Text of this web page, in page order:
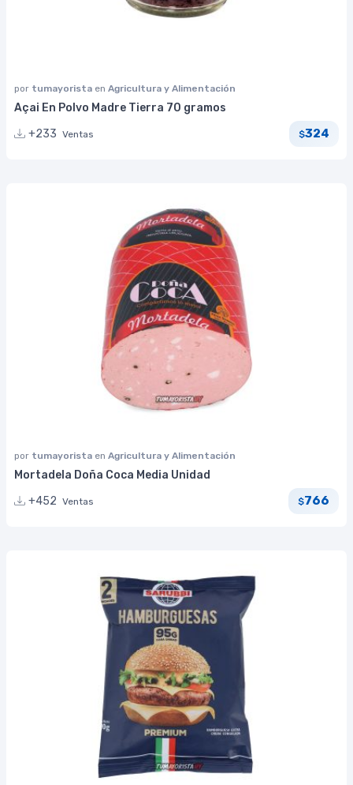
por tumayorista en Agricultura y Alimentación
Açai En Polvo Madre Tierra 70 gramos
+233 Ventas $324
por tumayorista en Agricultura y Alimentación
Mortadela Doña Coca Media Unidad
+452 Ventas $766